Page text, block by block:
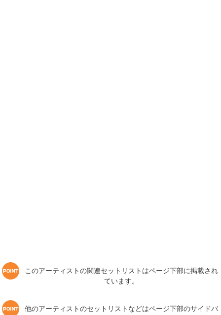
このアーティストの関連セットリストはページ下部に掲載され
ています。
他のアーティストのセットリストなどはページ下部のサイドバ